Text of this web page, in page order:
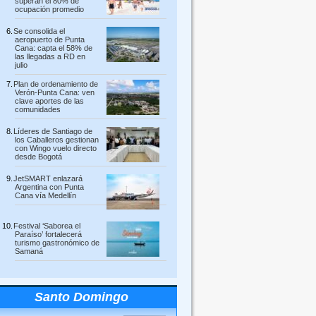
ocupación promedio
Se consolida el
aeropuerto de Punta
Cana: capta el 58% de
las llegadas a RD en
julio
Plan de ordenamiento de
Verón-Punta Cana: ven
clave aportes de las
comunidades
Líderes de Santiago de
los Caballeros gestionan
con Wingo vuelo directo
desde Bogotá
JetSMART enlazará
Argentina con Punta
Cana vía Medellín
Festival ‘Saborea el
Paraíso’ fortalecerá
turismo gastronómico de
Samaná
Santo Domingo